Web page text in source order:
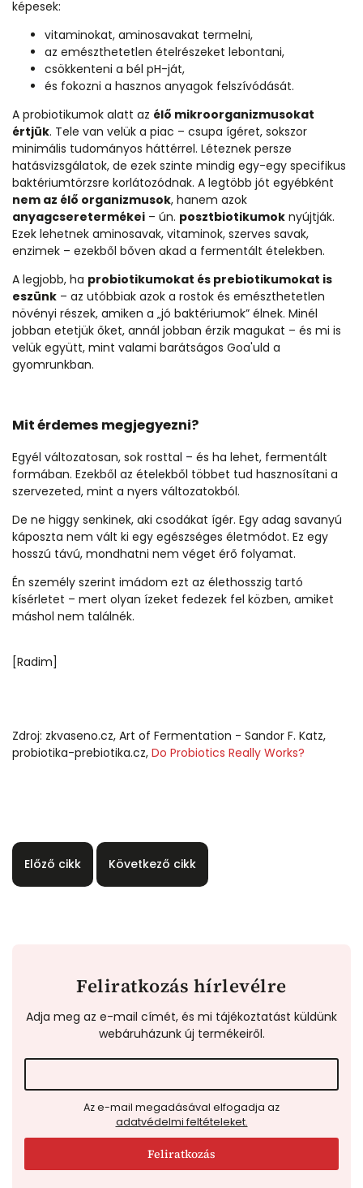
képesek:
vitaminokat, aminosavakat termelni,
az emészthetetlen ételrészeket lebontani,
csökkenteni a bél pH-ját,
és fokozni a hasznos anyagok felszívódását.
A probiotikumok alatt az élő mikroorganizmusokat
értjük. Tele van velük a piac – csupa ígéret, sokszor
minimális tudományos háttérrel. Léteznek persze
hatásvizsgálatok, de ezek szinte mindig egy-egy specifikus
baktériumtörzsre korlátozódnak. A legtöbb jót egyébként
nem az élő organizmusok, hanem azok
anyagcseretermékei – ún. posztbiotikumok nyújtják.
Ezek lehetnek aminosavak, vitaminok, szerves savak,
enzimek – ezekből bőven akad a fermentált ételekben.
A legjobb, ha probiotikumokat és prebiotikumokat is
eszünk – az utóbbiak azok a rostok és emészthetetlen
növényi részek, amiken a „jó baktériumok” élnek. Minél
jobban etetjük őket, annál jobban érzik magukat – és mi is
velük együtt, mint valami barátságos Goa'uld a
gyomrunkban.
Mit érdemes megjegyezni?
Egyél változatosan, sok rosttal – és ha lehet, fermentált
formában. Ezekből az ételekből többet tud hasznosítani a
szervezeted, mint a nyers változatokból.
De ne higgy senkinek, aki csodákat ígér. Egy adag savanyú
káposzta nem vált ki egy egészséges életmódot. Ez egy
hosszú távú, mondhatni nem véget érő folyamat.
Én személy szerint imádom ezt az élethosszig tartó
kísérletet – mert olyan ízeket fedezek fel közben, amiket
máshol nem találnék.
[Radim]
Zdroj: zkvaseno.cz, Art of Fermentation - Sandor F. Katz,
probiotika-prebiotika.cz, Do Probiotics Really Works?
Előző cikk Következő cikk
Feliratkozás hírlevélre
Adja meg az e-mail címét, és mi tájékoztatást küldünk
webáruházunk új termékeiről.
adatvédelmi feltételeket.
Feliratkozás